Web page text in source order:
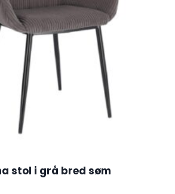
stol i grå bred søm